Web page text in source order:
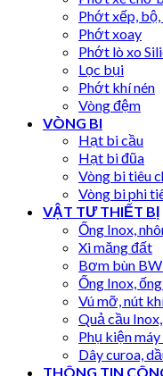
Phớt xếp, bộ,
Phớt xoay
Phớt lò xo
Lọc bụi
Phớt khí nén
Vòng đệm
VÒNG BI
Hạt bi cầu
Hạt bi đũa
Vòng bi tiêu
Vòng bi phi
VẬT TƯ THIẾT BỊ
Ống Inox,
Xi măng đất
Bơm bùn
Ống Inox,
Vú mỡ, nút
Quả cầu
Phụ kiện
Dây curoa,
THÔNG TIN